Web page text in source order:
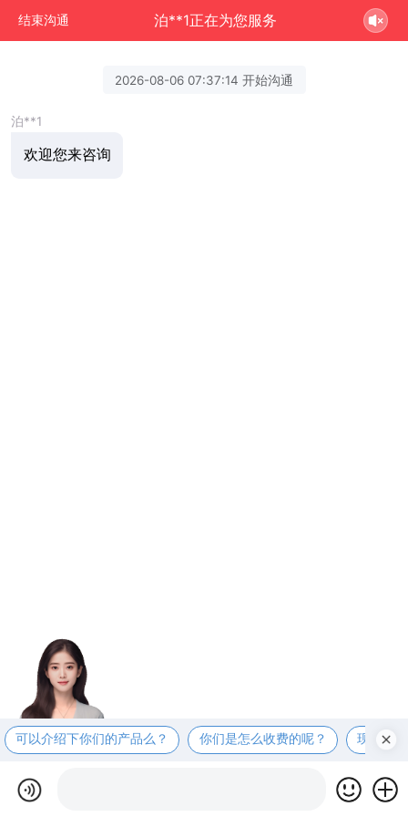
结束沟通 泊**1正在为您服务
2026-08-06 07:37:14 开始沟通
泊**1
欢迎您来咨询
可以介绍下你们的产品么？ 你们是怎么收费的呢？ 现在有